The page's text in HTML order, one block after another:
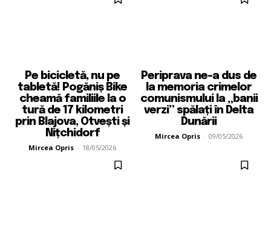
Pe bicicletă, nu pe
tabletă! Pogăniș Bike
cheamă familiile la o
tură de 17 kilometri
prin Blajova, Otvești și
Nițchidorf
Mircea Opris - 18/05/2026
Periprava ne-a dus de
la memoria crimelor
comunismului la „banii
verzi” spălați în Delta
Dunării
Mircea Opris - 09/05/2026